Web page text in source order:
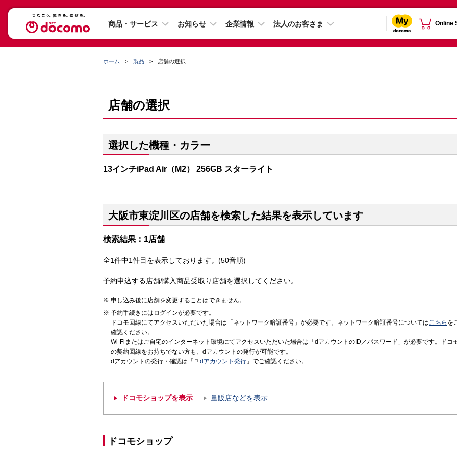
商品・サービス お知らせ 企業情報 法人のお客さま Online
ホーム 製品 店舗の選択
店舗の選択
選択した機種・カラー
13インチiPad Air（M2） 256GB スターライト
大阪市東淀川区の店舗を検索した結果を表示しています
検索結果：1店舗
全1件中1件目を表示しております。(50音順)
予約申込する店舗/購入商品受取り店舗を選択してください。
申し込み後に店舗を変更することはできません。
予約手続きにはログインが必要です。
ドコモ回線にてアクセスいただいた場合は「ネットワーク暗証番号」が必要です。ネットワーク暗証番号についてはこちら を
確認ください。
Wi-Fiまたはご自宅のインターネット環境にてアクセスいただいた場合は「dアカウントのID／パスワード」が必要です。ドコ
の契約回線をお持ちでない方も、dアカウントの発行が可能です。
dアカウントの発行・確認は「
dアカウント発行 」でご確認ください。
ドコモショップを表示 量販店などを表示
ドコモショップ